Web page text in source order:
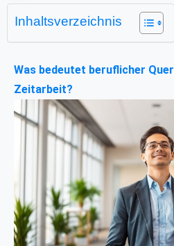
Inhaltsverzeichnis
Was bedeutet beruflicher
Zeitarbeit?